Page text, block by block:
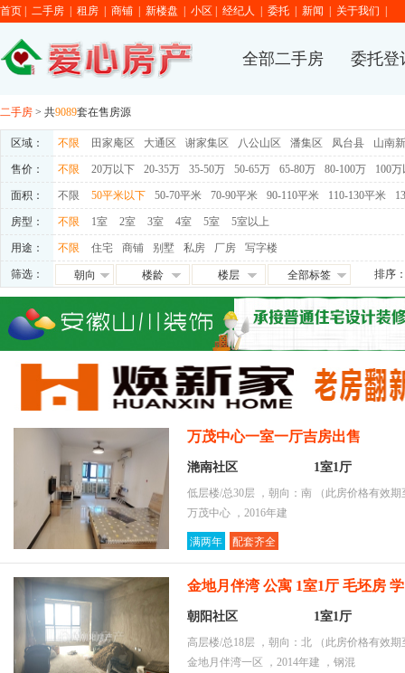
首页 二手房 租房 商铺 新楼盘 小区 经纪人 委托 新闻 关于我们
全部二手房 委托登
二手房 > 共9089套在售房源
区域： 不限 田家庵区 大通区 谢家集区 八公山区 潘集区 凤台县 山南
售价： 不限 20万以下 20-35万 35-50万 50-65万 65-80万 80-100万 100
面积： 不限 50平米以下 50-70平米 70-90平米 90-110平米 110-130平米
房型： 不限 1室 2室 3室 4室 5室 5室以上
用途： 不限 住宅 商铺 别墅 私房 厂房 写字楼
筛选：
朝向
朝西
朝南
楼龄
5-10年
10-15年
楼层
中层
低层
地下室
全部标签
满五唯一
交通便利
学区房
随时看房
独家房源
采光好
购物便捷
排序
万茂中心一室一厅吉房出售
滟南社区 1室1厅
低层楼/总30层 ，朝向：南
（此房价格有效
万茂中心 ，2016年建
满两年 配套齐全
金地月伴湾 公寓 1室1厅 毛坯房
朝阳社区 1室1厅
高层楼/总18层 ，朝向：北
（此房价格有效
金地月伴湾一区 ，2014年建 ，钢混